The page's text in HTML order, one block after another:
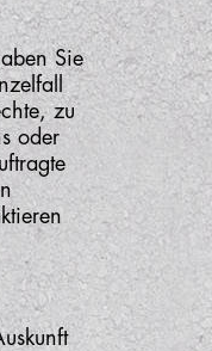
Sie
zu
oder